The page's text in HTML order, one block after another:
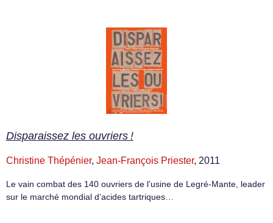
Disparaissez les ouvriers !
Christine Thépénier, Jean-François Priester, 2011
Le vain combat des 140 ouvriers de l’usine de Legré-Mante, leader
sur le marché mondial d’acides tartriques…